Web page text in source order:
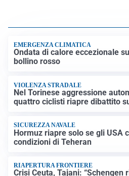
EMERGENZA CLIMATICA
Ondata di calore eccezionale
bollino rosso
VIOLENZA STRADALE
Nel Torinese aggressione
quattro ciclisti riapre dibattito
SICUREZZA NAVALE
Hormuz riapre solo se gli USA
condizioni di Teheran
RIAPERTURA FRONTIERE
Crisi Ceuta, Tajani: “Schengen